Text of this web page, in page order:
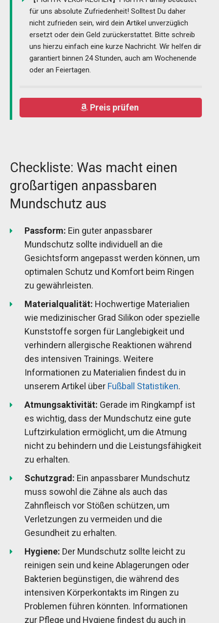
für uns absolute Zufriedenheit! Solltest Du daher
nicht zufrieden sein, wird dein Artikel unverzüglich
ersetzt oder dein Geld zurückerstattet. Bitte schreib
uns hierzu einfach eine kurze Nachricht. Wir helfen dir
garantiert binnen 24 Stunden, auch am Wochenende
oder an Feiertagen.
Preis prüfen
Checkliste: Was macht einen
großartigen anpassbaren
Mundschutz aus
Passform: Ein guter anpassbarer
Mundschutz sollte individuell an die
Gesichtsform angepasst werden können, um
optimalen Schutz und Komfort beim Ringen
zu gewährleisten.
Materialqualität: Hochwertige Materialien
wie medizinischer Grad Silikon oder spezielle
Kunststoffe sorgen für Langlebigkeit und
verhindern allergische Reaktionen während
des intensiven Trainings. Weitere
Informationen zu Materialien findest du in
unserem Artikel über Fußball Statistiken.
Atmungsaktivität: Gerade im Ringkampf ist
es wichtig, dass der Mundschutz eine gute
Luftzirkulation ermöglicht, um die Atmung
nicht zu behindern und die Leistungsfähigkeit
zu erhalten.
Schutzgrad: Ein anpassbarer Mundschutz
muss sowohl die Zähne als auch das
Zahnfleisch vor Stößen schützen, um
Verletzungen zu vermeiden und die
Gesundheit zu erhalten.
Hygiene: Der Mundschutz sollte leicht zu
reinigen sein und keine Ablagerungen oder
Bakterien begünstigen, die während des
intensiven Körperkontakts im Ringen zu
Problemen führen könnten. Informationen
zur Pflege und Hygiene findest du auch in